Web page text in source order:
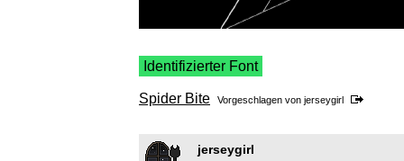
Identifizierter Font
Spider Bite Vorgeschlagen von jerseygirl
jerseygirl